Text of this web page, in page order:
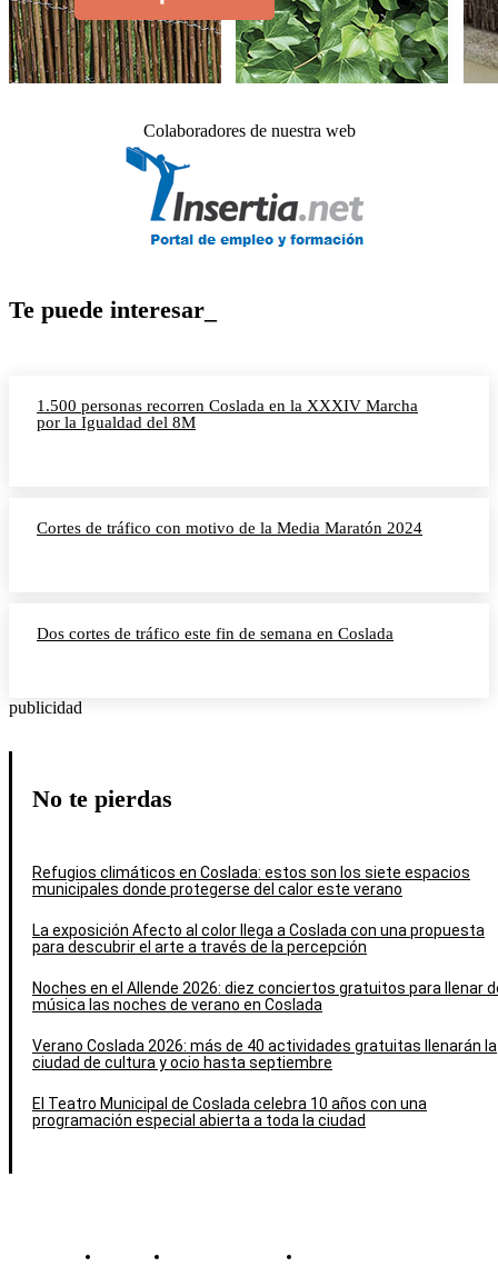
Colaboradores de nuestra web
Te puede interesar_
1.500 personas recorren Coslada en la XXXIV Marcha
por la Igualdad del 8M
Cortes de tráfico con motivo de la Media Maratón 2024
Dos cortes de tráfico este fin de semana en Coslada
publicidad
No te pierdas
Refugios climáticos en Coslada: estos son los siete espacios
municipales donde protegerse del calor este verano
La exposición Afecto al color llega a Coslada con una propuesta
para descubrir el arte a través de la percepción
Noches en el Allende 2026: diez conciertos gratuitos para llenar
música las noches de verano en Coslada
Verano Coslada 2026: más de 40 actividades gratuitas llenarán la
ciudad de cultura y ocio hasta septiembre
El Teatro Municipal de Coslada celebra 10 años con una
programación especial abierta a toda la ciudad
Contacto Política de cookies